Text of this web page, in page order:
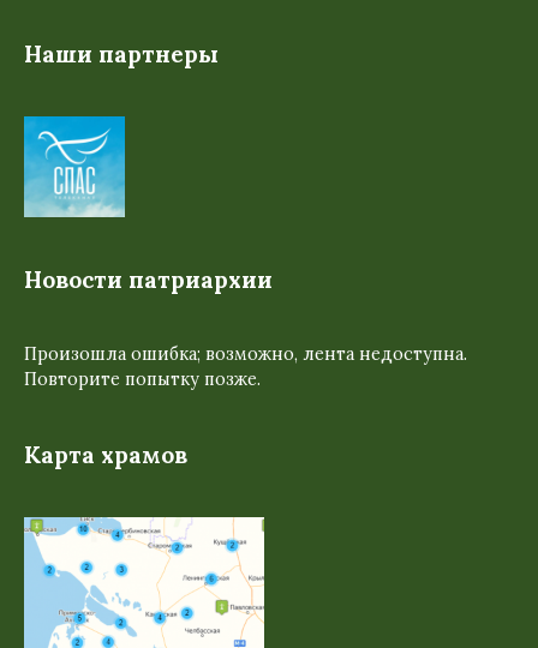
Наши партнеры
Новости патриархии
Произошла ошибка; возможно, лента недоступна.
Повторите попытку позже.
Карта храмов